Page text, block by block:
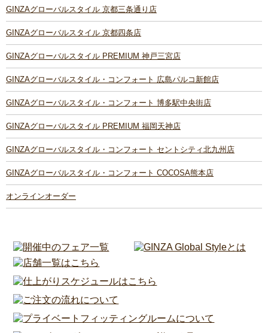
GINZAグローバルスタイル 京都三条通り店
GINZAグローバルスタイル 京都四条店
GINZAグローバルスタイル PREMIUM 神戸三宮店
GINZAグローバルスタイル・コンフォート 広島パルコ新館店
GINZAグローバルスタイル・コンフォート 博多駅中央街店
GINZAグローバルスタイル PREMIUM 福岡天神店
GINZAグローバルスタイル・コンフォート セントシティ北九州店
GINZAグローバルスタイル・コンフォート COCOSA熊本店
オンラインオーダー